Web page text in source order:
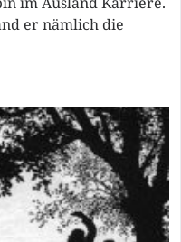
er nämlich die